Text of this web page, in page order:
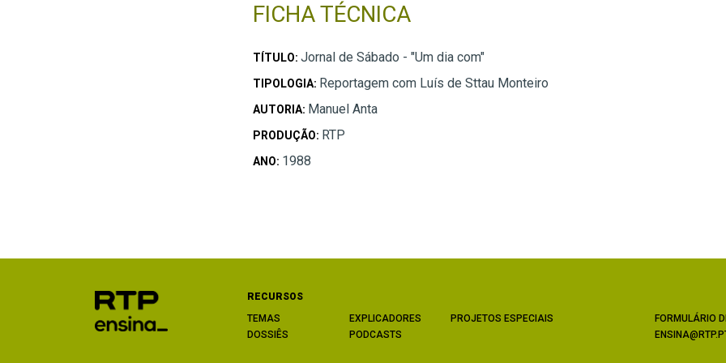
FICHA TÉCNICA
TÍTULO: Jornal de Sábado - "Um dia com"
TIPOLOGIA: Reportagem com Luís de Sttau Monteiro
AUTORIA: Manuel Anta
PRODUÇÃO: RTP
ANO: 1988
RECURSOS
TEMAS
DOSSIÊS
EXPLICADORES
PODCASTS
PROJETOS ESPECIAIS
FORMULÁRIO